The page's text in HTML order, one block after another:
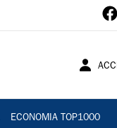
ECONOMIA TOP1000